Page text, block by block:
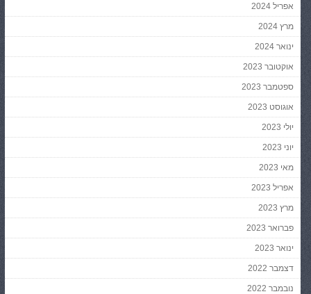
אפריל 2024
מרץ 2024
ינואר 2024
אוקטובר 2023
ספטמבר 2023
אוגוסט 2023
יולי 2023
יוני 2023
מאי 2023
אפריל 2023
מרץ 2023
פברואר 2023
ינואר 2023
דצמבר 2022
נובמבר 2022